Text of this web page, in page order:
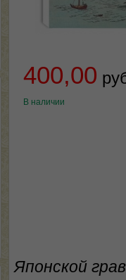
400,00
В наличии
Японской